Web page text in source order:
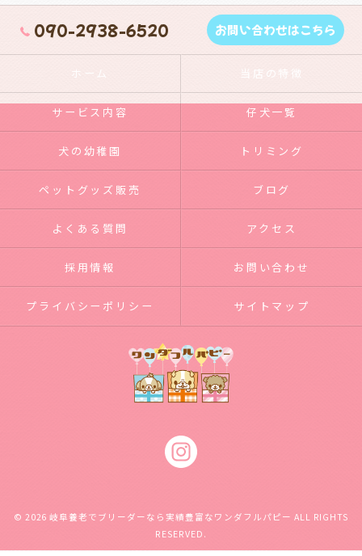
090-2938-6520 お問い合わせはこちら
ホーム 当店の特徴
サービス内容 仔犬一覧
犬の幼稚園 トリミング
ペットグッズ販売 ブログ
よくある質問 アクセス
採用情報 お問い合わせ
プライバシーポリシー サイトマップ
© 2026 岐阜養老でブリーダーなら実績豊富なワンダフルパピー ALL RIGHTS
RESERVED.